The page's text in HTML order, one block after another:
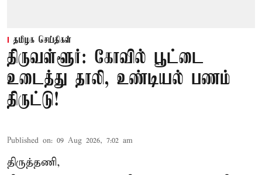
தமிழக செய்திகள்
திருவள்ளூர்: கோவில் பூட்டை
உடைத்து தாலி, உண்டியல் பணம்
திருட்டு!
Published on: 09 Aug 2026, 7:02 am
திருத்தணி,